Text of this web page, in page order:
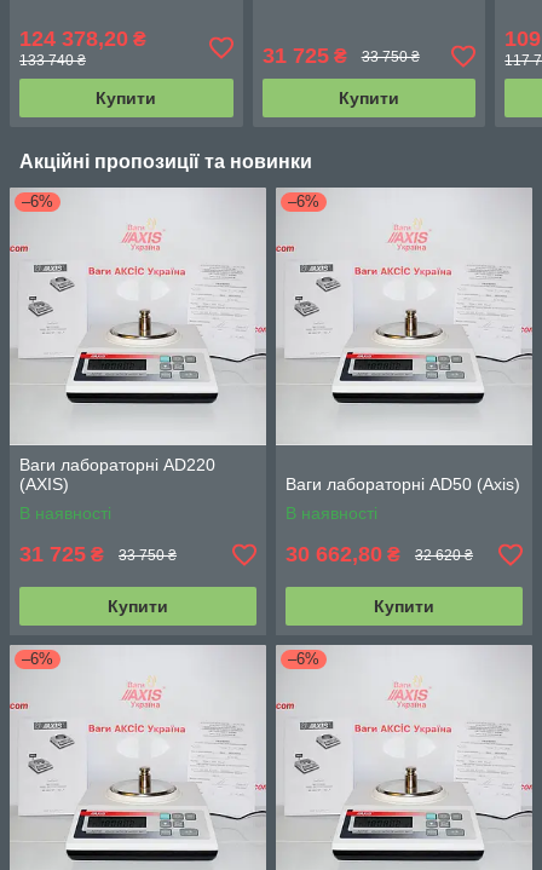
124 378,20 ₴
133 740 ₴
Купити
31 725₴ 33 750 ₴
Купити
117
Акційні пропозиції та новинки
–6%
Ваги лабораторні AD220
(АХIS)
В наявності
31 725 ₴ 33 750 ₴
Купити
–6%
Ваги лабораторні AD50 (Axis)
В наявності
30 662,80 ₴ 32 620 ₴
Купити
–6% –6%